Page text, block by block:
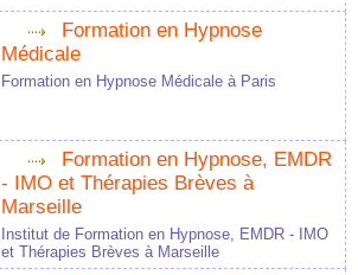
Formation en Hypnose
Médicale
Formation en Hypnose Médicale à Paris
Formation en Hypnose, EMDR
- IMO et Thérapies Brèves à
Marseille
Institut de Formation en Hypnose, EMDR - IMO
et Thérapies Brèves à Marseille